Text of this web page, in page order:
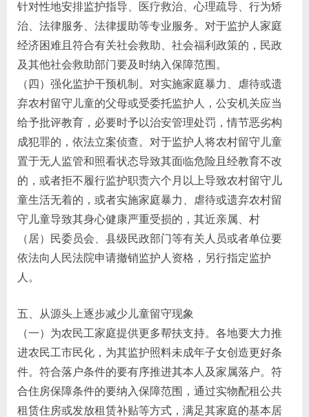
针对性地安排监护指导、医疗救治、心理疏导、行为矫
治、法律服务、法律援助等专业服务。对于监护人家庭
经济困难且符合有关社会救助、社会福利政策的，民政
及其他社会救助部门要及时纳入保障范围。
（四）强化监护干预机制。对实施家庭暴力、虐待或遗
弃农村留守儿童的父母或受委托监护人，公安机关应当
给予批评教育，必要时予以治安管理处罚，情节恶劣构
成犯罪的，依法立案侦查。对于监护人将农村留守儿童
置于无人监管和照看状态导致其面临危险且经教育不改
的，或者拒不履行监护职责六个月以上导致农村留守儿
童生活无着的，或者实施家庭暴力、虐待或遗弃农村留
守儿童导致其身心健康严重受损的，其近亲属、村
（居）民委员会、县级民政部门等有关人员或者单位要
依法向人民法院申请撤销监护人资格，另行指定监护
人。
五、从源头上逐步减少儿童留守现象
（一）为农民工家庭提供更多帮扶支持。各地要大力推
进农民工市民化，为其监护照料未成年子女创造更好条
件。符合落户条件的要有序推进其本人及家属落户。符
合住房保障条件的要纳入保障范围，通过实物配租公共
租赁住房或发放租赁补贴等方式，满足其家庭的基本居